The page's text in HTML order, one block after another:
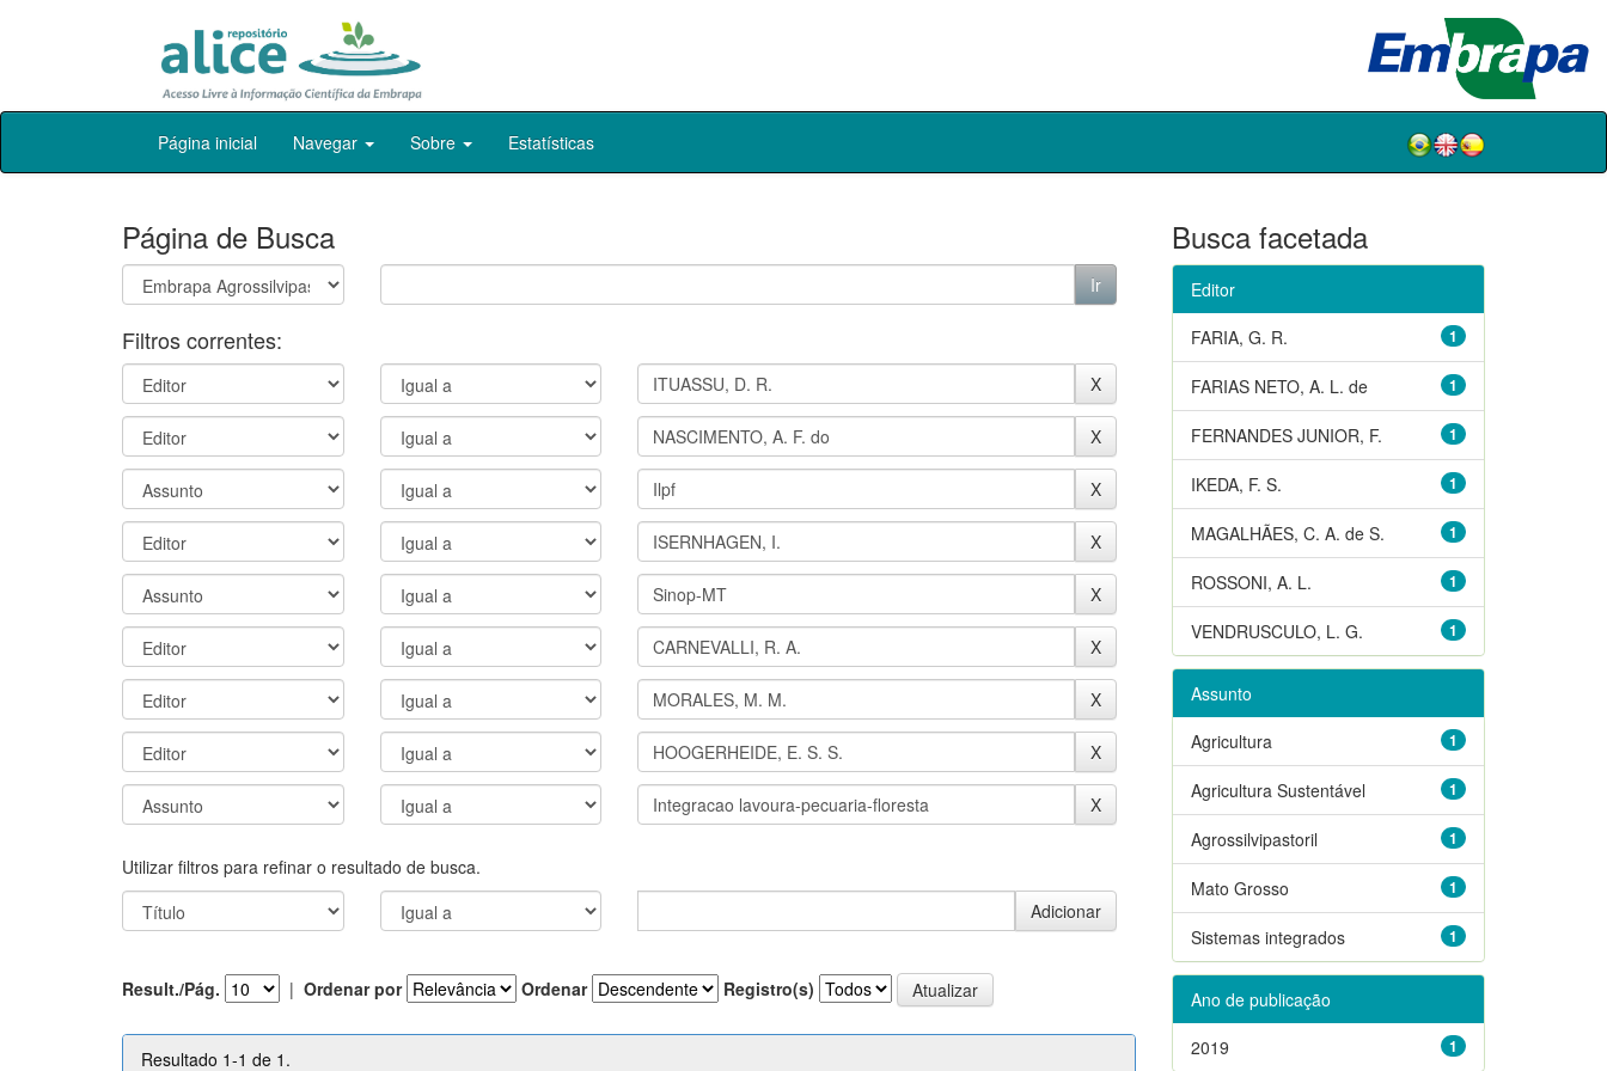
Skip
Página inicial Navegar Sobre Estatísticas
Página de Busca
Filtros correntes:
Utilizar filtros para refinar o resultado de busca.
Result./Pág. | Ordenar por Ordenar Registro(s)
Resultado 1-1 de 1.
Busca facetada
Editor
1
FARIA, G. R.
1
FARIAS NETO, A. L. de
1
FERNANDES JUNIOR, F.
1
IKEDA, F. S.
1
MAGALHÃES, C. A. de S.
1
ROSSONI, A. L.
1
VENDRUSCULO, L. G.
Assunto
1
Agricultura
1
Agricultura Sustentável
1
Agrossilvipastoril
1
Mato Grosso
1
Sistemas integrados
Ano de publicação
1
2019